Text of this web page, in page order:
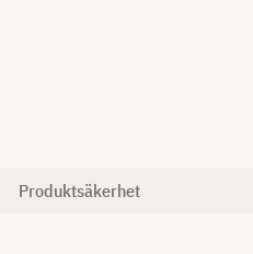
Produktsäkerhet